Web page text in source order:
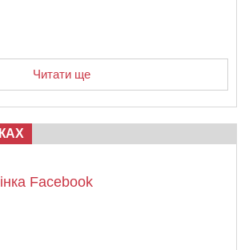
Читати ще
Facebook